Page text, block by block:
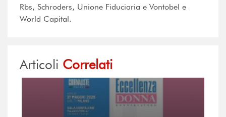
Rbs, Schroders, Unione Fiduciaria e Vontobel e
World Capital.
Articoli Correlati